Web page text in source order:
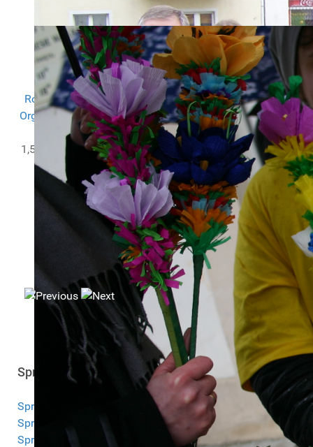
Rozliczenie PIT we współpracy z Instytutem Wsparcia
Organizacji Pozarządowychw ramach projektuPITax.pl
dla OPP.
1,5% zbieramy we współpracy z PITax.pl Łatwe podatki
KRS: 0000251817
Sprawozdania
Sprawozdanie 2025
Sprawozdanie 2024
Sprawozdanie 2023